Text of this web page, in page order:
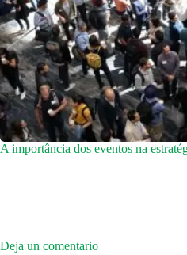
A importância dos eventos na
Deja un comentario